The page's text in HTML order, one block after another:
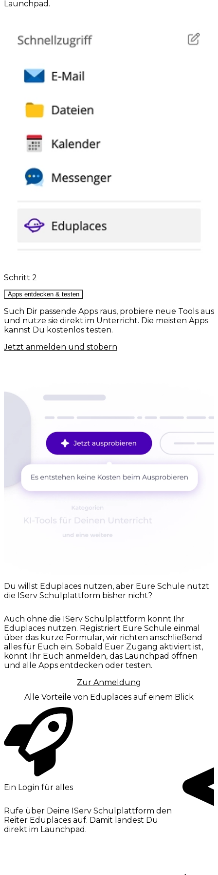
Launchpad.
Schritt 2
Apps entdecken & testen
Such Dir passende Apps raus, probiere neue Tools aus
und nutze sie direkt im Unterricht. Die meisten Apps
kannst Du kostenlos testen.
Jetzt anmelden und stöbern
Du willst Eduplaces nutzen, aber Eure Schule nutzt
die IServ Schulplattform bisher nicht?
Auch ohne die IServ Schulplattform könnt Ihr
Eduplaces nutzen. Registriert Eure Schule einmal
über das kurze Formular, wir richten anschließend
alles für Euch ein. Sobald Euer Zugang aktiviert ist,
könnt Ihr Euch anmelden, das Launchpad öffnen
und alle Apps entdecken oder testen.
Zur Anmeldung
Alle Vorteile von Eduplaces auf einem Blick
Ein Login für alles
Rufe über Deine IServ Schulplattform den
Reiter Eduplaces auf. Damit landest Du
direkt im Launchpad.